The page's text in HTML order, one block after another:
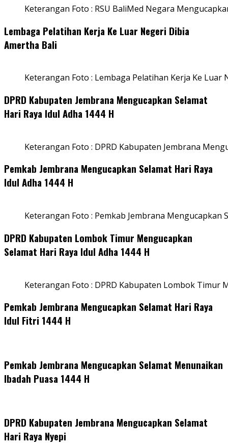
Keterangan Foto : RSU BaliMed Negara
Lembaga Pelatihan Kerja Ke Luar Negeri Dibia
Amertha Bali
Keterangan Foto : Lembaga Pelatihan Kerja Ke Luar
DPRD Kabupaten Jembrana Mengucapkan Selamat
Hari Raya Idul Adha 1444 H
Keterangan Foto : DPRD Kabupaten Jembrana
Pemkab Jembrana Mengucapkan Selamat Hari Raya
Idul Adha 1444 H
Keterangan Foto : Pemkab Jembrana Mengucapkan
DPRD Kabupaten Lombok Timur Mengucapkan
Selamat Hari Raya Idul Adha 1444 H
Keterangan Foto : DPRD Kabupaten Lombok Timur
Pemkab Jembrana Mengucapkan Selamat Hari Raya
Idul Fitri 1444 H
Pemkab Jembrana Mengucapkan Selamat Menunaikan
Ibadah Puasa 1444 H
DPRD Kabupaten Jembrana Mengucapkan Selamat
Hari Raya Nyepi